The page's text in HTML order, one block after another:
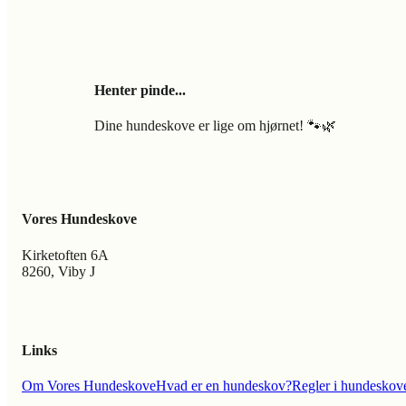
Henter pinde...
Dine hundeskove er lige om hjørnet! 🐾🌿
Vores Hundeskove
Kirketoften 6A
8260, Viby J
Links
Om Vores HundeskoveHvad er en hundeskov?Regler i